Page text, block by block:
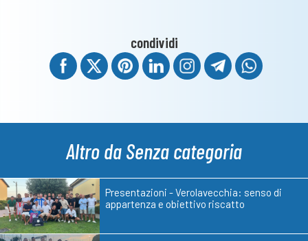
condividi
Altro da Senza categoria
Presentazioni - Verolavecchia: senso di
appartenza e obiettivo riscatto